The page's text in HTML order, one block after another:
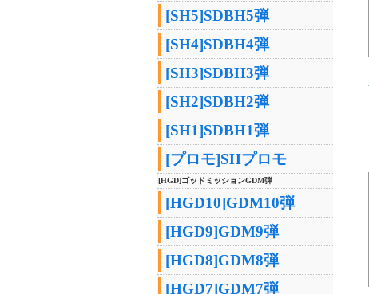
[SH5]SDBH5弾
[SH4]SDBH4弾
[SH3]SDBH3弾
[SH2]SDBH2弾
[SH1]SDBH1弾
[プロモ]SHプロモ
[HGD]ゴッドミッションGDM弾
[HGD10]GDM10弾
[HGD9]GDM9弾
[HGD8]GDM8弾
[HGD7]GDM7弾